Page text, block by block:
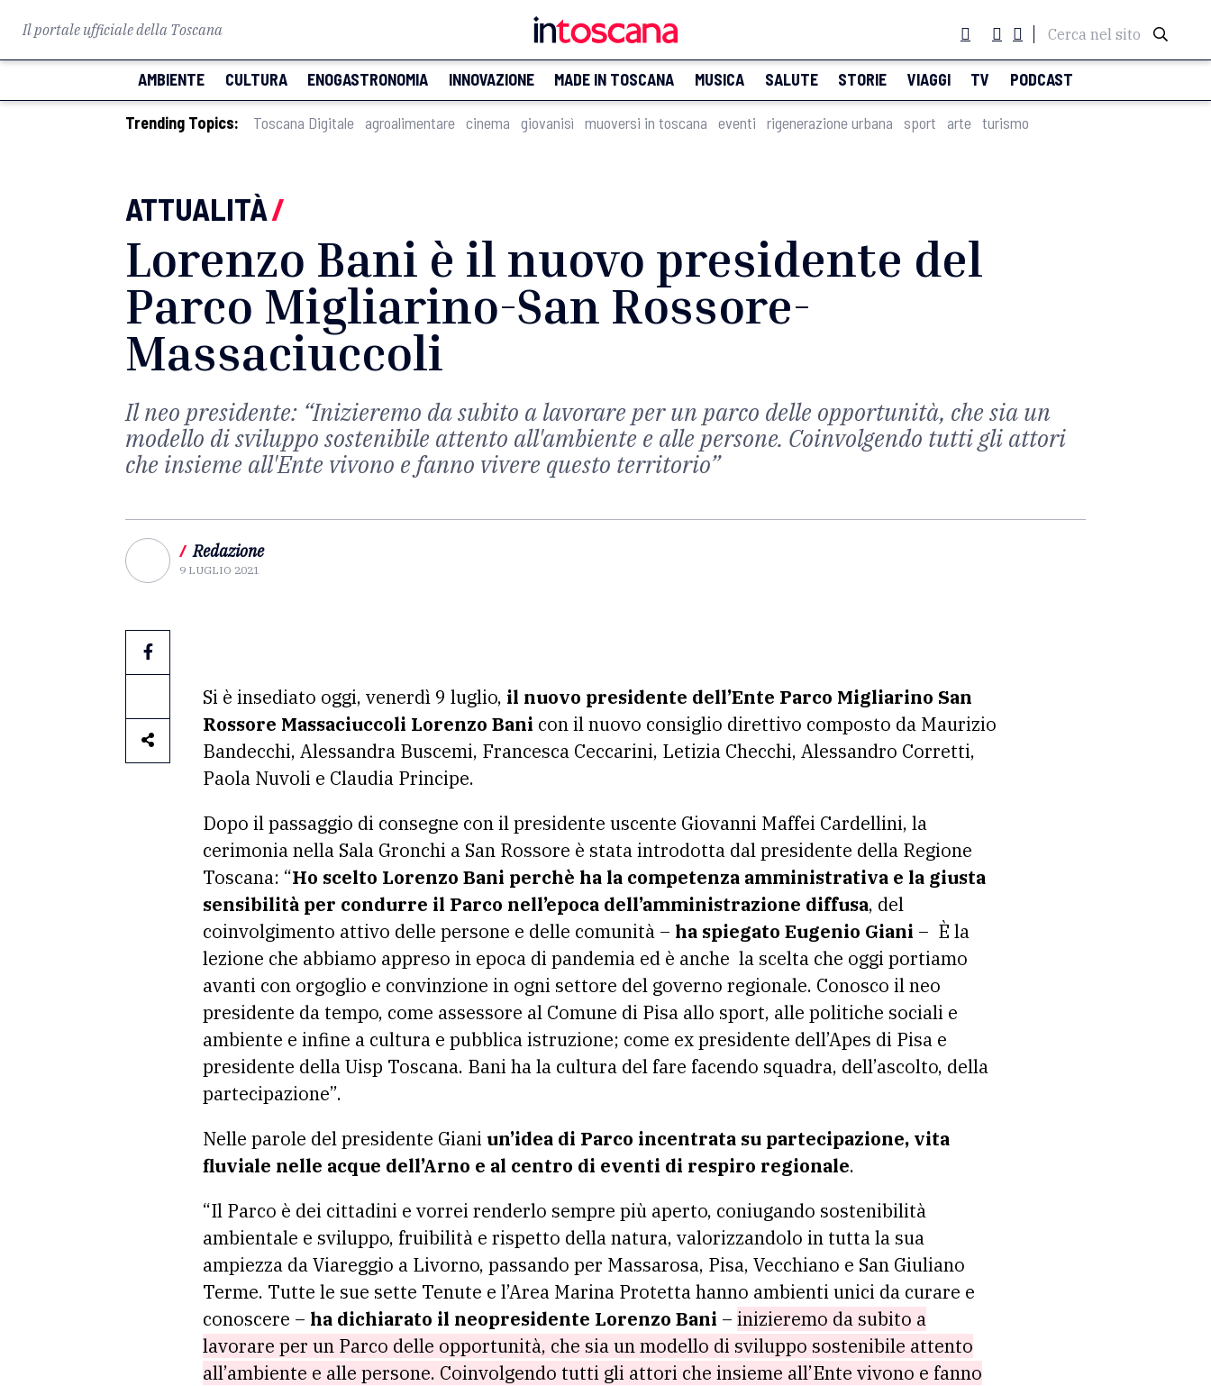
Il portale ufficiale della Toscana Cerca nel sito
AMBIENTE CULTURA ENOGASTRONOMIA INNOVAZIONE MADE IN TOSCANA MUSICA SALUTE STORIE VIAGGI TV PODCAST
Trending Topics: Toscana Digitale agroalimentare cinema giovanisì muoversi in toscana eventi rigenerazione urbana sport arte turismo
ATTUALITÀ/
Lorenzo Bani è il nuovo presidente del
Parco Migliarino-San Rossore-
Massaciuccoli
Il neo presidente: “Inizieremo da subito a lavorare per un parco delle opportunità, che sia un
modello di sviluppo sostenibile attento all'ambiente e alle persone. Coinvolgendo tutti gli attori
che insieme all'Ente vivono e fanno vivere questo territorio”
/ Redazione
9 LUGLIO 2021
Si è insediato oggi, venerdì 9 luglio, il nuovo presidente dell’Ente Parco Migliarino San
Rossore Massaciuccoli Lorenzo Bani con il nuovo consiglio direttivo composto da Maurizio
Bandecchi, Alessandra Buscemi, Francesca Ceccarini, Letizia Checchi, Alessandro Corretti,
Paola Nuvoli e Claudia Principe.
Dopo il passaggio di consegne con il presidente uscente Giovanni Maffei Cardellini, la
cerimonia nella Sala Gronchi a San Rossore è stata introdotta dal presidente della Regione
Toscana: “Ho scelto Lorenzo Bani perchè ha la competenza amministrativa e la giusta
sensibilità per condurre il Parco nell’epoca dell’amministrazione diffusa, del
coinvolgimento attivo delle persone e delle comunità – ha spiegato Eugenio Giani – È la
lezione che abbiamo appreso in epoca di pandemia ed è anche la scelta che oggi portiamo
avanti con orgoglio e convinzione in ogni settore del governo regionale. Conosco il neo
presidente da tempo, come assessore al Comune di Pisa allo sport, alle politiche sociali e
ambiente e infine a cultura e pubblica istruzione; come ex presidente dell’Apes di Pisa e
presidente della Uisp Toscana. Bani ha la cultura del fare facendo squadra, dell’ascolto, della
partecipazione”.
Nelle parole del presidente Giani un’idea di Parco incentrata su partecipazione, vita
fluviale nelle acque dell’Arno e al centro di eventi di respiro regionale.
“Il Parco è dei cittadini e vorrei renderlo sempre più aperto, coniugando sostenibilità
ambientale e sviluppo, fruibilità e rispetto della natura, valorizzandolo in tutta la sua
ampiezza da Viareggio a Livorno, passando per Massarosa, Pisa, Vecchiano e San Giuliano
Terme. Tutte le sue sette Tenute e l’Area Marina Protetta hanno ambienti unici da curare e
conoscere – ha dichiarato il neopresidente Lorenzo Bani – inizieremo da subito a
lavorare per un Parco delle opportunità, che sia un modello di sviluppo sostenibile attento
all’ambiente e alle persone. Coinvolgendo tutti gli attori che insieme all’Ente vivono e fanno